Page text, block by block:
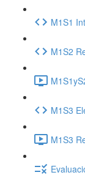
M1S1
M1S2
M1S3
M1S3